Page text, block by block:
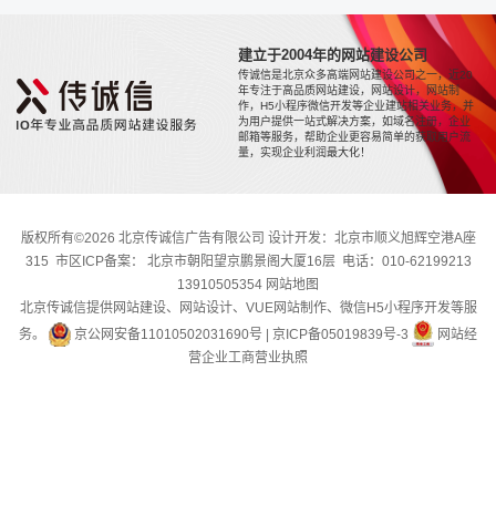
建立于2004年的网站建设公司
传诚信是北京众多高端网站建设公司之一，近20
年专注于高品质网站建设，网站设计，网站制
作，H5小程序微信开发等企业建站相关业务，并
为用户提供一站式解决方案，如域名注册，企业
邮箱等服务，帮助企业更容易简单的获取用户流
量，实现企业利润最大化！
版权所有©2026 北京传诚信广告有限公司 设计开发：北京市顺义旭辉空港A座
315 市区ICP备案： 北京市朝阳望京鹏景阁大厦16层 电话：010-62199213
13910505354 网站地图
北京传诚信提供网站建设、网站设计、VUE网站制作、微信H5小程序开发等服
务。
京公网安备11010502031690号 京ICP备05019839号-3
网站经
营企业工商营业执照